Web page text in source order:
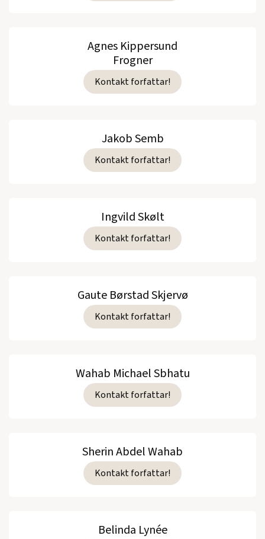
Agnes Kippersund
Frogner
Kontakt forfattar!
Jakob Semb
Kontakt forfattar!
Ingvild Skølt
Kontakt forfattar!
Gaute Børstad Skjervø
Kontakt forfattar!
Wahab Michael Sbhatu
Kontakt forfattar!
Sherin Abdel Wahab
Kontakt forfattar!
Belinda Lynée